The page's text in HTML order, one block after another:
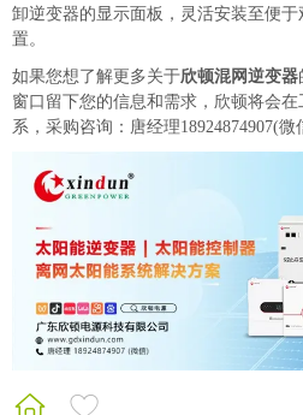
卸逆变器的显示面板，灵活安装至便
置。
如果您想了解更多关于欣顿混网逆变器
窗口留下您的信息和需求，欣顿将会
系，采购咨询：唐经理18924874907(微